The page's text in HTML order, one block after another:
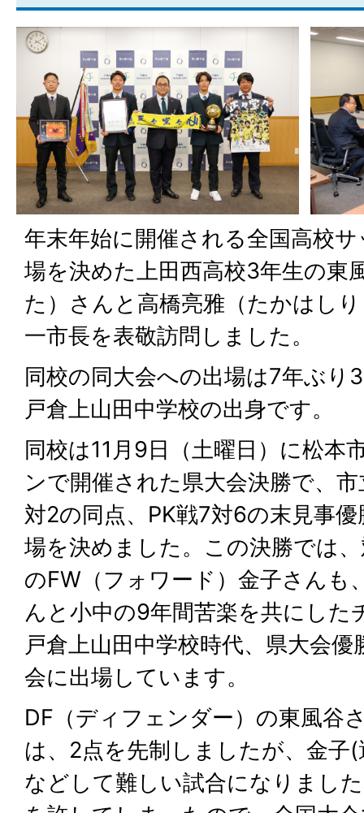
年末年始に開催される全国高校
場を決めた上田西高校3年生の東
た）さんと高橋亮雅（たかはし
一市長を表敬訪問しました。
同校の同大会への出場は7年ぶり
戸倉上山田中学校の出身です。
同校は11月9日（土曜日）に松本
ンで開催された県大会決勝で、
対2の同点、PK戦7対6の末見事
場を決めました。この決勝では
のFW（フォワード）金子さんも
んと小中の9年間苦楽を共にした
戸倉上山田中学校時代、県大会
会に出場しています。
DF（ディフェンダー）の東風谷
は、2点を先制しましたが、金子
などして難しい試合になりまし